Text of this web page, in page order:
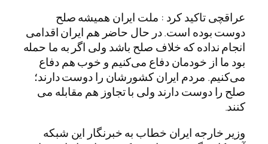
عراقچی تاکید کرد : ملت ایران همیشه صلح
دوست بوده است. در حال حاضر هم ایران اقدامی
انجام نداده که خلاف صلح باشد ولی اگر به ما حمله
بود ما از خودمان دفاع می‌کنیم و خوب هم دفاع
می‌کنیم. مردم ایران کشورشان را دوست دارند؛
صلح را دوست دارند ولی با تجاوز هم مقابله می
کنند.
وزیر خارجه ایران خطاب به خبرنگار این شبکه